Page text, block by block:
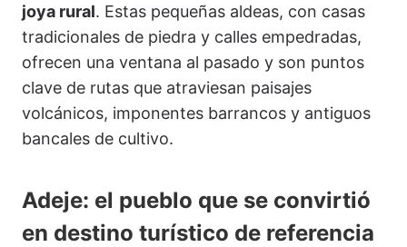
joya rural. Estas pequeñas aldeas, con casas
tradicionales de piedra y calles empedradas,
ofrecen una ventana al pasado y son puntos
clave de rutas que atraviesan paisajes
volcánicos, imponentes barrancos y antiguos
bancales de cultivo.
Adeje: el pueblo que se convirtió
en destino turístico de referencia